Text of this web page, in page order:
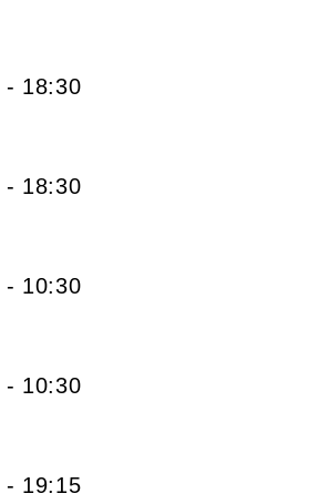
- 18:30
- 18:30
- 10:30
- 10:30
- 19:15